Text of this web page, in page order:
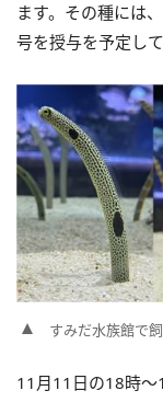
ます。その種には
号を授与を予定して
すみだ水族館で
11月11日の18時～